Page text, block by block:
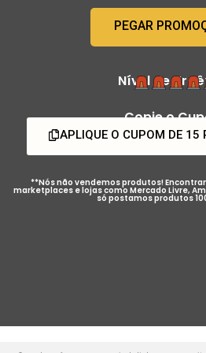
PEGAR
Nível de
Copie o
APLIQUE O CUPOM DE 15
**Nós não vendemos produtos!
marketplaces e lojas como Mercado Livre,
só postamos produtos